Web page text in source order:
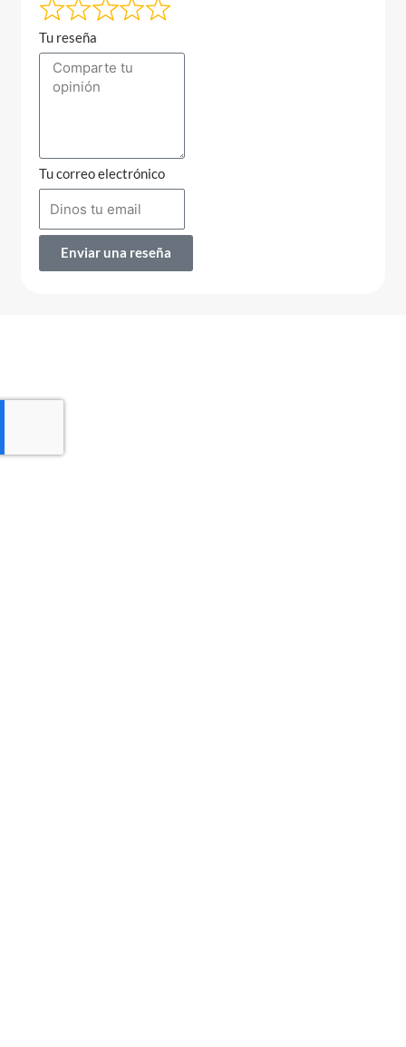
Tu reseña
Tu correo electrónico
Enviar una reseña